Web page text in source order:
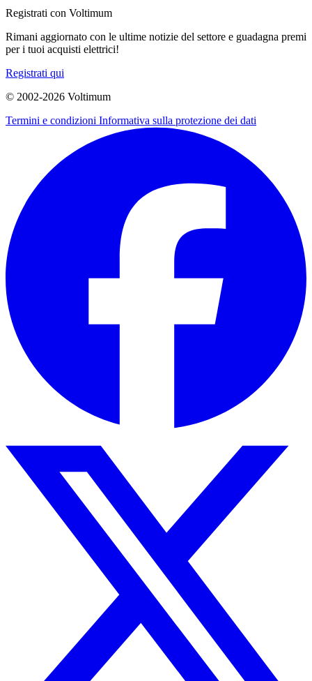
Registrati con Voltimum
Rimani aggiornato con le ultime notizie del settore e guadagna premi
per i tuoi acquisti elettrici!
Registrati qui
© 2002-2026 Voltimum
Termini e condizioni Informativa sulla protezione dei dati